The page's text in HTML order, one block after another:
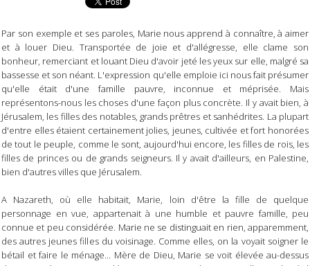
Par son exemple et ses paroles, Marie nous apprend à connaître, à aimer
et à louer Dieu. Transportée de joie et d'allégresse, elle clame son
bonheur, remerciant et louant Dieu d'avoir jeté les yeux sur elle, malgré sa
bassesse et son néant. L'expression qu'elle emploie ici nous fait présumer
qu'elle était d'une famille pauvre, inconnue et méprisée. Mais
représentons-nous les choses d'une façon plus concrète. Il y avait bien, à
Jérusalem, les filles des notables, grands prêtres et sanhédrites. La plupart
d'entre elles étaient certainement jolies, jeunes, cultivée et fort honorées
de tout le peuple, comme le sont, aujourd'hui encore, les filles de rois, les
filles de princes ou de grands seigneurs. Il y avait d'ailleurs, en Palestine,
bien d'autres villes que Jérusalem.
A Nazareth, où elle habitait, Marie, loin d'être la fille de quelque
personnage en vue, appartenait à une humble et pauvre famille, peu
connue et peu considérée. Marie ne se distinguait en rien, apparemment,
des autres jeunes filles du voisinage. Comme elles, on la voyait soigner le
bétail et faire le ménage... Mère de Dieu, Marie se voit élevée au-dessus